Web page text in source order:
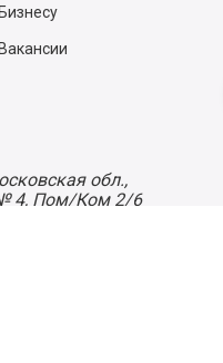
Бизнесу
Вакансии
обл.,
№ 4, Пом/Ком 2/6